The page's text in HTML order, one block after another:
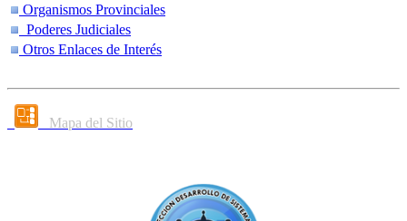
Organismos Provinciales
Poderes Judiciales
Otros Enlaces de Interés
Mapa del Sitio